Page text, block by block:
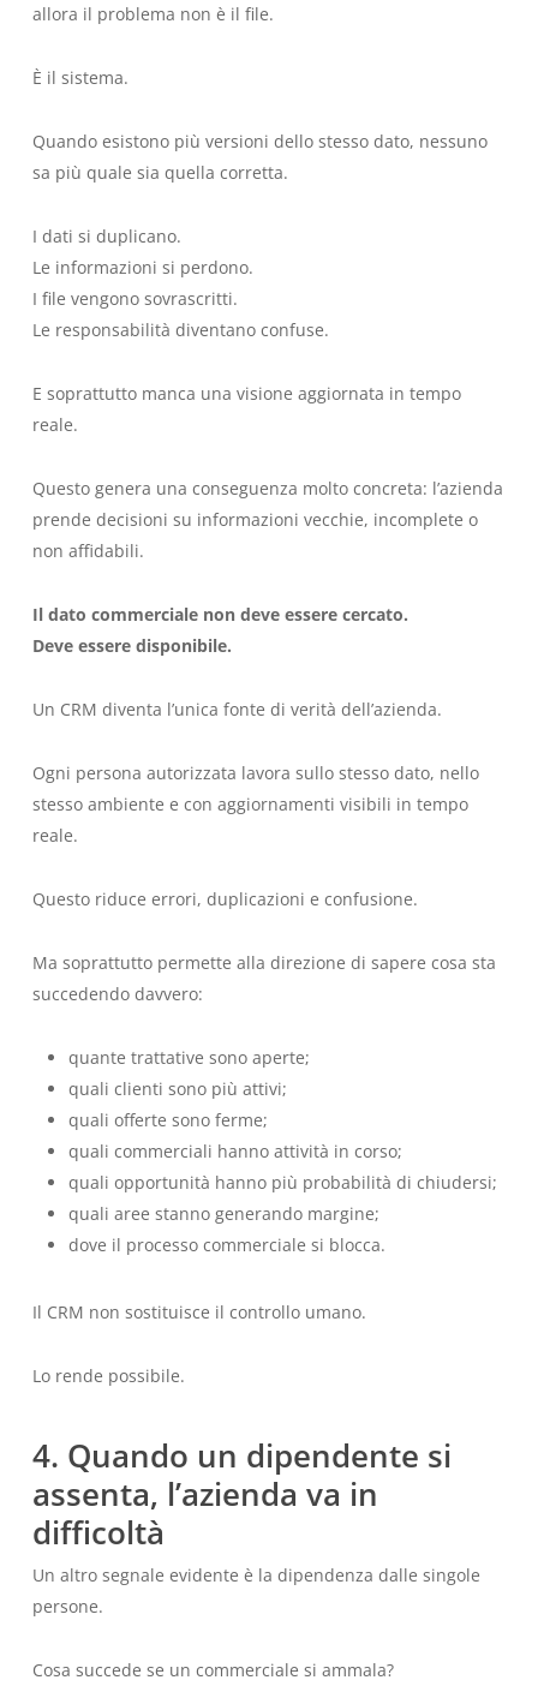
allora il problema non è il file.
È il sistema.
Quando esistono più versioni dello stesso dato, nessuno
sa più quale sia quella corretta.
I dati si duplicano.
Le informazioni si perdono.
I file vengono sovrascritti.
Le responsabilità diventano confuse.
E soprattutto manca una visione aggiornata in tempo
reale.
Questo genera una conseguenza molto concreta: l’azienda
prende decisioni su informazioni vecchie, incomplete o
non affidabili.
Il dato commerciale non deve essere cercato.
Deve essere disponibile.
Un CRM diventa l’unica fonte di verità dell’azienda.
Ogni persona autorizzata lavora sullo stesso dato, nello
stesso ambiente e con aggiornamenti visibili in tempo
reale.
Questo riduce errori, duplicazioni e confusione.
Ma soprattutto permette alla direzione di sapere cosa sta
succedendo davvero:
quante trattative sono aperte;
quali clienti sono più attivi;
quali offerte sono ferme;
quali commerciali hanno attività in corso;
quali opportunità hanno più probabilità di chiudersi;
quali aree stanno generando margine;
dove il processo commerciale si blocca.
Il CRM non sostituisce il controllo umano.
Lo rende possibile.
4. Quando un dipendente si
assenta, l’azienda va in
difficoltà
Un altro segnale evidente è la dipendenza dalle singole
persone.
Cosa succede se un commerciale si ammala?